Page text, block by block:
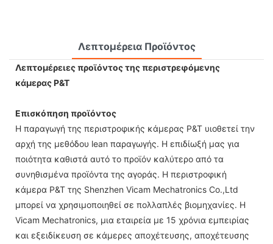
Λεπτομέρεια Προϊόντος
Λεπτομέρειες προϊόντος της περιστρεφόμενης
κάμερας P&T
Επισκόπηση προϊόντος
Η παραγωγή της περιστροφικής κάμερας P&T υιοθετεί την
αρχή της μεθόδου lean παραγωγής. Η επιδίωξή μας για
ποιότητα καθιστά αυτό το προϊόν καλύτερο από τα
συνηθισμένα προϊόντα της αγοράς. Η περιστροφική
κάμερα P&T της Shenzhen Vicam Mechatronics Co.,Ltd
μπορεί να χρησιμοποιηθεί σε πολλαπλές βιομηχανίες. Η
Vicam Mechatronics, μια εταιρεία με 15 χρόνια εμπειρίας
και εξειδίκευση σε κάμερες αποχέτευσης, αποχέτευσης